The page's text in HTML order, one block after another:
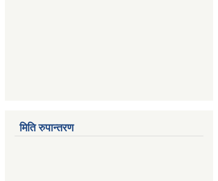
मिति रुपान्तरण